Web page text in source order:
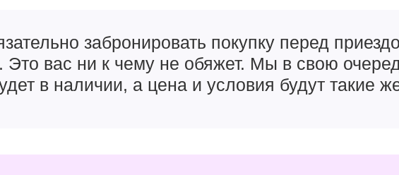
забронировать покупку перед
Это вас ни к чему не обяжет. Мы в свою
в наличии, а цена и условия будут такие